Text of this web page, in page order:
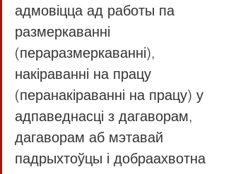
адмовіцца ад работы па
размеркаванні
(пераразмеркаванні),
накіраванні на працу
(перанакіраванні на працу) у
адпаведнасці з дагаворам,
дагаворам аб мэтавай
падрыхтоўцы і добраахвотна